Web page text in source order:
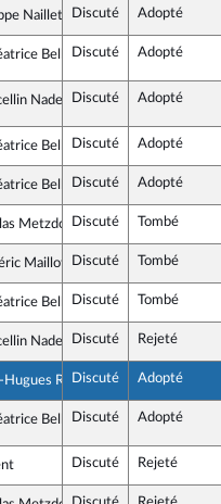
et apparentés
Naillet Discuté Adopté
n°32
et apparentés
BellayDiscuté Adopté
n°32
et Républicaine
NadeauDiscuté Adopté
et apparentés
BellayDiscuté Adopté
et apparentés
BellayDiscuté Adopté
la République
MetzdorfDiscuté Tombé
et Républicaine
Maillot Discuté Tombé
et apparentés
BellayDiscuté Tombé
et Républicaine
NadeauDiscuté Rejeté
- Nouveau Front Populaire
Hugues Ratenon
Discuté Adopté
n°4
et apparentés
BellayDiscuté Adopté
Discuté Rejeté